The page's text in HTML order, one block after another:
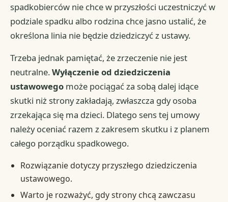
spadkobierców nie chce w przyszłości uczestniczyć w
podziale spadku albo rodzina chce jasno ustalić, że
określona linia nie będzie dziedziczyć z ustawy.
Trzeba jednak pamiętać, że zrzeczenie nie jest
neutralne.Wyłączenie od dziedziczenia
ustawowego może pociągać za sobą dalej idące
skutki niż strony zakładają, zwłaszcza gdy osoba
zrzekająca się ma dzieci. Dlatego sens tej umowy
należy oceniać razem z zakresem skutku i z planem
całego porządku spadkowego.
Rozwiązanie dotyczy przyszłego dziedziczenia
ustawowego.
Warto je rozważyć, gdy strony chcą zawczasu